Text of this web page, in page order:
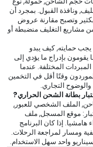
ونافذة القبول. بمجرد أن
بكثير وتصبح مقارنة عروض
مشاريع التغليف منضبطة أو
حمايته, كيف يبدو
يقومون بإدراج ما يؤدي إلى
المختلفة. عندما
وقتًا أقل في التخمين
التجاري.
الملف الشخصي للعبور,
موقع المسجل, ملف
إذا كان البرنامج
ومسار لمراجعة الرحلات.
واحد سهل الاستخدام.